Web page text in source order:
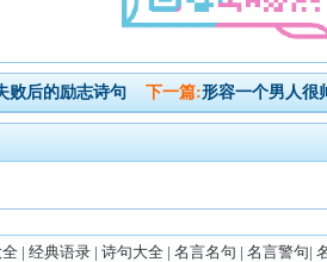
败后的励志诗句 下一篇:形容一个男人很
| 经典语录| 诗句大全| 名言名句 | 名言警句|